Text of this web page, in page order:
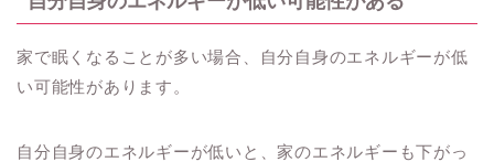
家で眠くなることが多い場合、自分自身のエネルギーが低
い可能性があります。
自分自身のエネルギーが低いと、家のエネルギーも下がっ